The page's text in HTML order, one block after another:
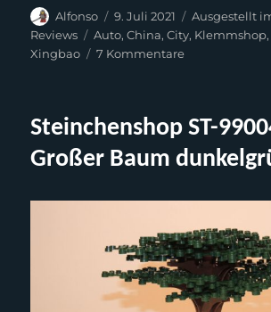
Autor
Alfonso
Veröffentlicht
am
9. Juli 2021 Kategorien
Ausgestellt
Reviews
Schlagwörter
Auto,China,City, Klemmshop,
Xingbao
7 Kommentarezu
–
Garbage
Truck
Orange)
Steinchenshop ST-
Großer Baum